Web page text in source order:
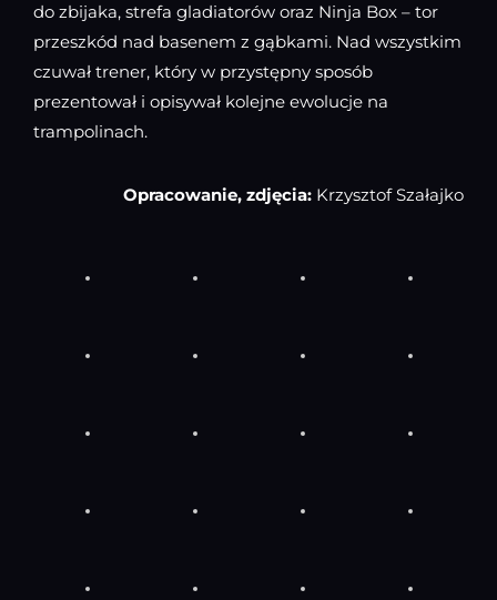
do zbijaka, strefa gladiatorów oraz Ninja Box – tor
przeszkód nad basenem z gąbkami. Nad wszystkim
czuwał trener, który w przystępny sposób
prezentował i opisywał kolejne ewolucje na
trampolinach.
Opracowanie, zdjęcia: Krzysztof Szałajko